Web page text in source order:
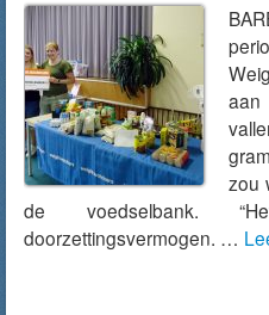
zou
de voedselbank.
doorzettingsvermogen. …